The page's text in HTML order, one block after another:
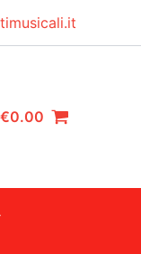
€0.00